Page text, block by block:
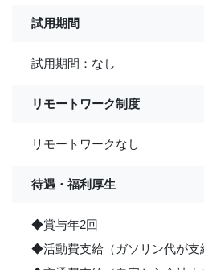
試用期間
試用期間：なし
リモートワーク制度
リモートワークなし
待遇・福利厚生
◆賞与年2回
◆活動費支給（ガソリン代が支